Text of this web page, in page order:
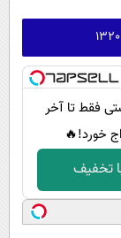
فقط تا آخر
خورد!🔥
تخفیف